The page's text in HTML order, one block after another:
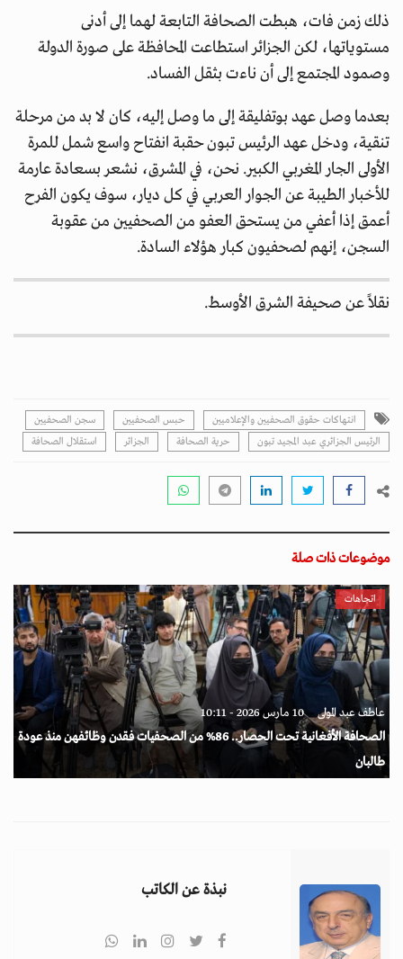
ذلك زمن فات، هبطت الصحافة التابعة لهما إلى أدنى
مستوياتها، لكن الجزائر استطاعت المحافظة على صورة الدولة
وصمود المجتمع إلى أن ناءت بثقل الفساد.
بعدما وصل عهد بوتفليقة إلى ما وصل إليه، كان لا بد من مرحلة
تنقية، ودخل عهد الرئيس تبون حقبة انفتاح واسع شمل للمرة
الأولى الجار المغربي الكبير. نحن، في المشرق، نشعر بسعادة عارمة
للأخبار الطيبة عن الجوار العربي في كل ديار، سوف يكون الفرح
أعمق إذا أعفي من يستحق العفو من الصحفيين من عقوبة
السجن، إنهم لصحفيون كبار هؤلاء السادة.
نقلاً عن صحيفة الشرق الأوسط.
انتهاكات حقوق الصحفيين والإعلاميين حبس الصحفيين
سجن الصحفيين
الرئيس الجزائري عبد المجيد تبون
حرية الصحافة الجزائر استقلال الصحافة
موضوعات ذات صلة
اتجاهات
عاطف عبد المولى 10 مارس 2026 - 10:11
الصحافة الأفغانية تحت الحصار.. 86% من الصحفيات فقدن وظائفهن منذ عودة
طالبان
نبذة عن الكاتب